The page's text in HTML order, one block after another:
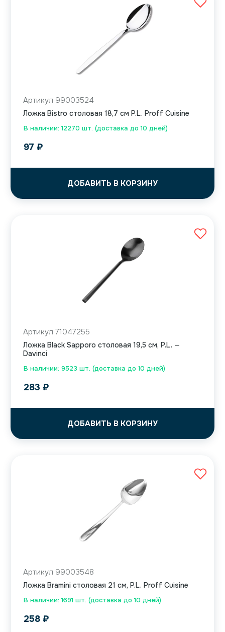
В наличии: 12270 шт. (доставка до 10 дней)
Артикул 99003524
Ложка Bistro столовая 18,7 см P.L. Proff Cuisine
97 ₽
ДОБАВИТЬ В КОРЗИНУ
В наличии: 9523 шт. (доставка до 10 дней)
Артикул 71047255
Ложка Black Sapporo столовая 19,5 см, P.L. —
Davinci
283 ₽
ДОБАВИТЬ В КОРЗИНУ
В наличии: 1691 шт. (доставка до 10 дней)
Артикул 99003548
Ложка Bramini столовая 21 см, P.L. Proff Cuisine
258 ₽